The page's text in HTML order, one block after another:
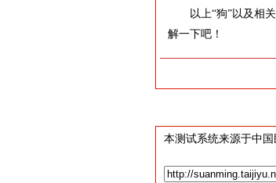
以上“狗”以及相
解一下吧！
本测试系统来源于中